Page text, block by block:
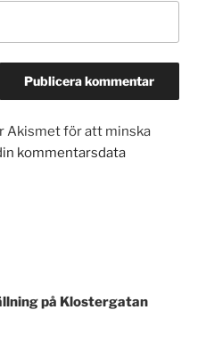
Akismet för att minska
kommentarsdata
på Klostergatan